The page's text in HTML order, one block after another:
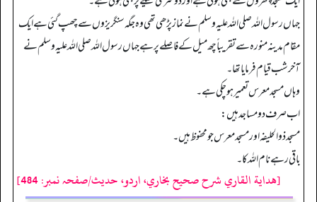
جہاں رسول اللہ صلی اللہ علیہ وسلم نے نماز پڑھی تھی وہ جگہ سنگریزوں سے چھپ گئی ہے ایک
مقام مدینہ منورہ سے تقریباً چھ میل کے فاصلے پر ہے جہاں رسول اللہ صلی اللہ علیہ وسلم نے
آخر شب قیام فرمایا تھا۔
وہاں مسجد معرس تعمیر ہوچکی ہے۔
اب صرف دو مساجد ہیں:
مسجد ذوالحلیفہ اور مسجد معرس جو محفوظ ہیں۔
باقی رہے نام اللہ کا۔
[هداية القاري شرح صحيح بخاري، اردو، حدیث/صفحہ نمبر: 484]